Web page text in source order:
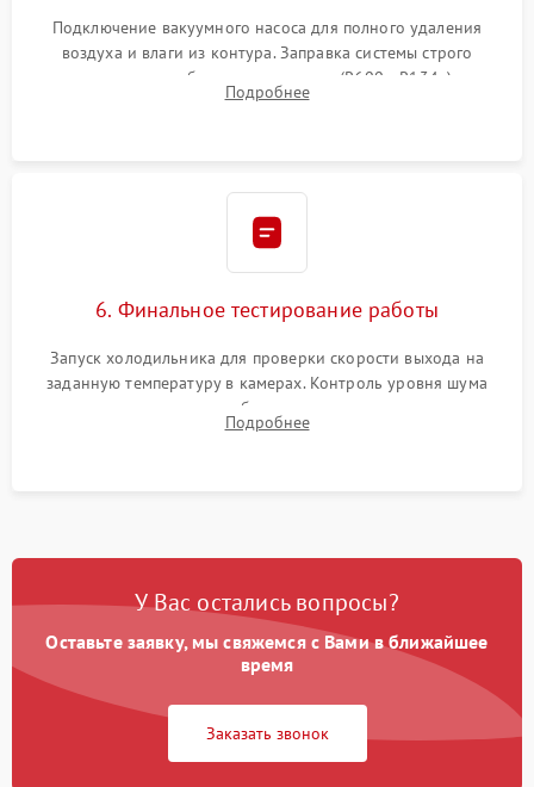
Подключение вакуумного насоса для полного удаления
воздуха и влаги из контура. Заправка системы строго
дозированным объемом хладагента (R600a, R134a) по
электронным весам. Контроль рабочего давления в системе.
Подробнее
6. Финальное тестирование работы
Запуск холодильника для проверки скорости выхода на
заданную температуру в камерах. Контроль уровня шума
компрессора, отсутствия обмерзания стенок и корректного
срабатывания системы автоматической оттайки.
Подробнее
У Вас остались вопросы?
Оставьте заявку, мы свяжемся с Вами в ближайшее
время
Заказать звонок